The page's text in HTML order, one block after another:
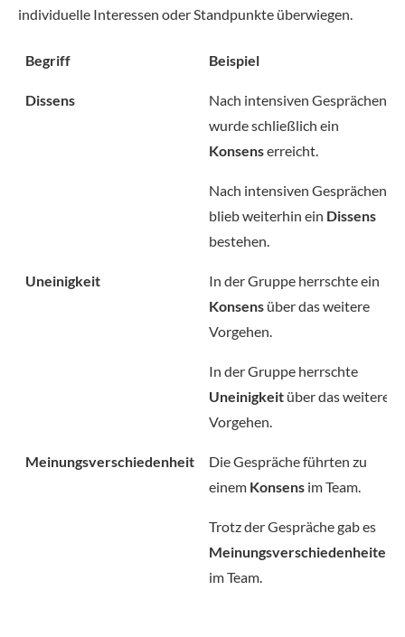
individuelle Interessen oder Standpunkte überwiegen.
Begriff Beispiel
Dissens
Nach intensiven Gesprächen
wurde schließlich ein
Konsenserreicht.
Nach intensiven Gesprächen
blieb weiterhin ein Dissens
bestehen.
Uneinigkeit
In der Gruppe herrschte ein
Konsens über das weitere
Vorgehen.
In der Gruppe herrschte
Uneinigkeit über das weitere
Vorgehen.
Meinungsverschiedenheit
Die Gespräche führten zu
einem Konsens im Team.
Trotz der Gespräche gab es
Meinungsverschiedenheiten
im Team.